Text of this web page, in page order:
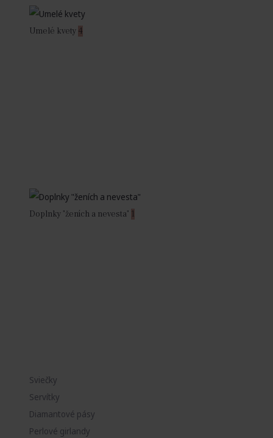
Umelé kvety 4
Doplnky "ženích a nevesta" 1
Sviečky
Servítky
Diamantové pásy
Perlové girlandy